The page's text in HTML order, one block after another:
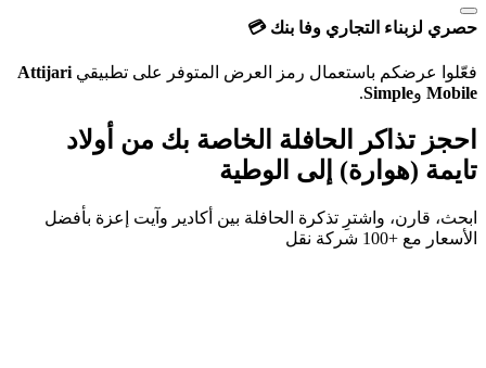
حصري لزبناء التجاري وفا بنك 💳
فعّلوا عرضكم باستعمال رمز العرض المتوفر على تطبيقي Attijari
Mobile وSimple
.
احجز تذاكر الحافلة الخاصة بك من أولاد
تايمة (هوارة) إلى الوطية
ابحث، قارن، واشترِ تذكرة الحافلة بين أكادير و آيت إعزة بأفضل
الأسعار مع +100 شركة نقل